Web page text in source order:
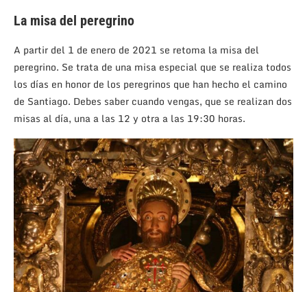
La misa del peregrino
A partir del 1 de enero de 2021 se retoma la misa del
peregrino. Se trata de una misa especial que se realiza todos
los días en honor de los peregrinos que han hecho el camino
de Santiago. Debes saber cuando vengas, que se realizan dos
misas al día, una a las 12 y otra a las 19:30 horas.